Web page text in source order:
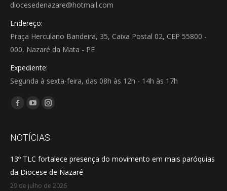
diocesedenazare@hotmail.com
Endereço:
Praça Herculano Bandeira, 35, Caixa Postal 02, CEP 55800 -
000, Nazaré da Mata - PE
Expediente:
Segunda à sexta-feira, das 08h às 12h - 14h às 17h
Encontre-nos em:
Facebook
opens
new
window
YouTube
opens
new
window
Instagram
opens
new
window
NOTÍCIAS
13º TLC fortalece presença do movimento em mais paróquias
da Diocese de Nazaré
29 de julho de 2026